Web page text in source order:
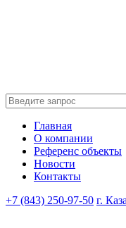
Главная
О компании
Референс объекты
Новости
Контакты
+7 (843) 250-97-50 г.